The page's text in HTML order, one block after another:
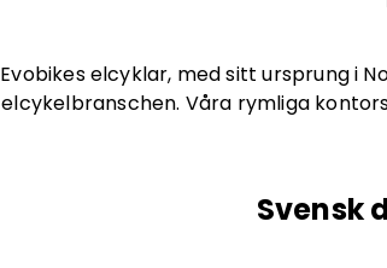
Evobikes elcyklar, med sitt ursprung i
elcykelbranschen. Våra rymliga
Svensk